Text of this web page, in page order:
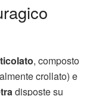
, composto
crollato) e
disposte su